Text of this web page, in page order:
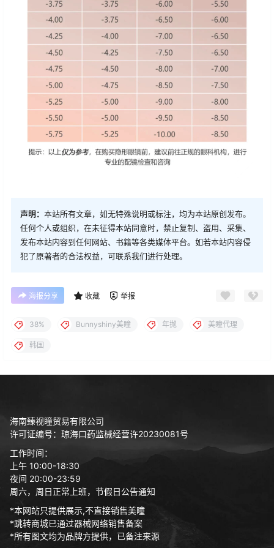
声明： 本站所有文章，如无特殊说明或标注，均为本站原创发布。
任何个人或组织，在未征得本站同意时，禁止复制、盗用、采集、
发布本站内容到任何网站、书籍等各类媒体平台。如若本站内容侵
犯了原著者的合法权益，可联系我们进行处理。
海报分享 收藏 举报
38% Bunnyshiny美瞳 年抛 美瞳代理
韩国
海南臻视瞳贸易有限公司
许可证编号：琼海口药监械经营许20230081号
工作时间：
上午 10:00-18:30
夜间 20:00-23:59
周六，周日正常上班，节假日公告通知
*本网站只提供展示,不直接销售美瞳
*跳转商城已通过器械网络销售备案
*所有图文均为品牌方提供，已备注来源